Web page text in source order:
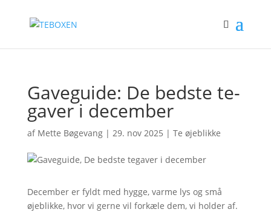
Gaveguide: De bedste te-
gaver i december
af Mette Bøgevang| 29. nov 2025 | Te øjeblikke
December er fyldt med hygge, varme lys og små
øjeblikke, hvor vi gerne vil forkæle dem, vi holder af.